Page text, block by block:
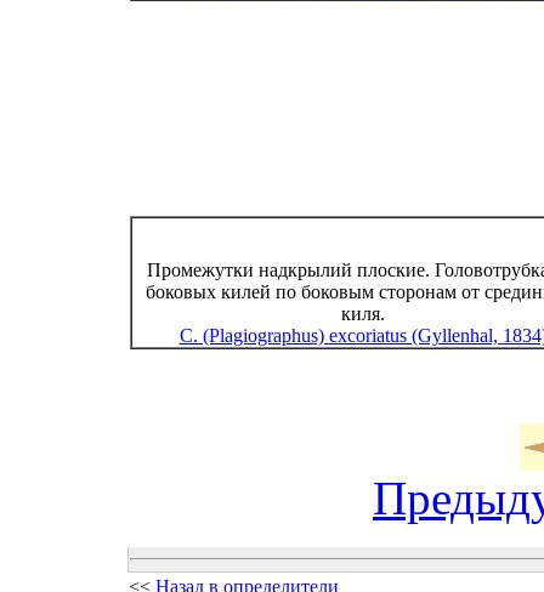
Промежутки надкрылий плоские.
боковых килей по боковым сторонам от
киля.
C. (Plagiographus) excoriatus (Gyllenhal,
<< Назад в определители